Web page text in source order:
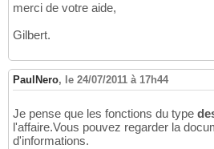
merci de votre aide,
Gilbert.
PaulNero, le 24/07/2011 à 17h44
Je pense que les fonctions du type
l'affaire.Vous pouvez regarder la
d'informations.